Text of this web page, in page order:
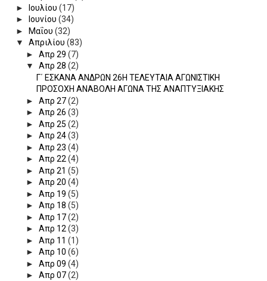
►
Ιουλίου (17)
►
Ιουνίου (34)
►
Μαΐου (32)
▼ Απριλίου (83)
► Απρ 29 (7)
▼ Απρ 28 (2)
Γ΄ ΕΣΚΑΝΑ ΑΝΔΡΩΝ 26Η ΤΕΛΕΥΤΑΙΑ ΑΓΩΝΙΣΤΙΚΗ
ΠΡΟΣΟΧΗ ΑΝΑΒΟΛΗ ΑΓΩΝΑ ΤΗΣ ΑΝΑΠΤΥΞΙΑΚΗΣ
► Απρ 27(2)
► Απρ 26 (3)
► Απρ 25 (2)
► Απρ 24(3)
► Απρ 23 (4)
► Απρ 22(4)
► Απρ 21 (5)
► Απρ 20 (4)
► Απρ 19 (5)
► Απρ 18 (5)
► Απρ 17(2)
► Απρ 12(3)
► Απρ 11 (1)
► Απρ 10 (6)
► Απρ 09 (4)
► Απρ 07(2)